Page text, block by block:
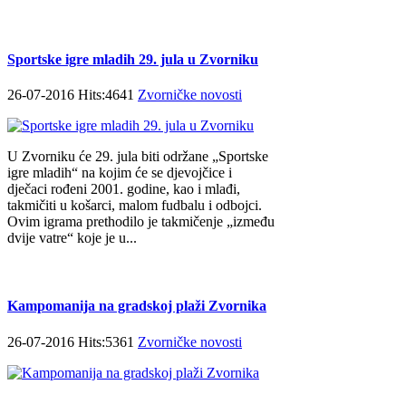
Sportske igre mladih 29. jula u Zvorniku
26-07-2016 Hits:4641 Zvorničke novosti
U Zvorniku će 29. jula biti održane „Sportske
igre mladih“ na kojim će se djevojčice i
dječaci rođeni 2001. godine, kao i mlađi,
takmičiti u košarci, malom fudbalu i odbojci.
Ovim igrama prethodilo je takmičenje „između
dvije vatre“ koje je u...
Kampomanija na gradskoj plaži Zvornika
26-07-2016 Hits:5361 Zvorničke novosti